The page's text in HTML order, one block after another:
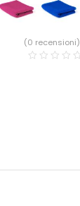
(0 recensioni)